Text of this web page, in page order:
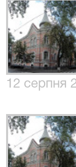
12 серпня